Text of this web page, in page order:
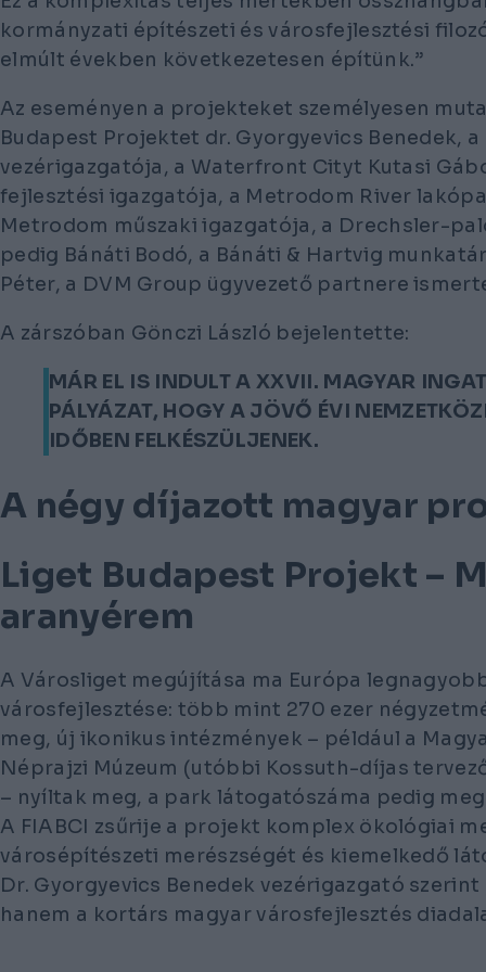
kormányzati építészeti és városfejlesztési
elmúlt években következetesen építünk.”
Az eseményen a projekteket személyesen
Budapest Projektet dr. Gyorgyevics Benedek,
vezérigazgatója, a Waterfront Cityt Kutasi
fejlesztési igazgatója, a Metrodom River
Metrodom műszaki igazgatója, a Drechsler-
pedig Bánáti Bodó, a Bánáti & Hartvig
Péter, a DVM Group ügyvezető partnere
A zárszóban Gönczi László bejelentette:
MÁR EL IS INDULT A XXVII. MAGYAR
PÁLYÁZAT, HOGY A JÖVŐ ÉVI
IDŐBEN FELKÉSZÜLJENEK.
A négy díjazott magyar
Liget Budapest Projekt –
aranyérem
A Városliget megújítása ma Európa
városfejlesztése: több mint 270 ezer
meg, új ikonikus intézmények – például a
Néprajzi Múzeum (utóbbi Kossuth-díjas
– nyíltak meg, a park látogatószáma pedig
A FIABCI zsűrije a projekt komplex ökológiai
városépítészeti merészségét és kiemelkedő
Dr. Gyorgyevics Benedek vezérigazgató szerint
hanem a kortárs magyar városfejlesztés